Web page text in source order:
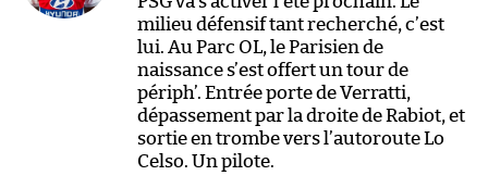
milieu défensif tant recherché, c’est
lui. Au Parc OL, le Parisien de
naissance s’est offert un tour de
périph’. Entrée porte de Verratti,
dépassement par la droite de Rabiot, et
sortie en trombe vers l’autoroute Lo
Celso. Un pilote.